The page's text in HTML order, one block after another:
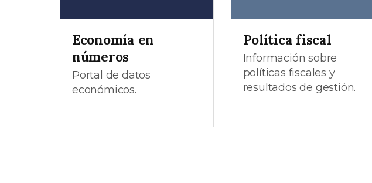
Economía en
números
Portal de datos
económicos.
Política fiscal
Información sobre
políticas fiscales y
resultados de gestión.